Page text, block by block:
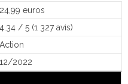
24,99 euros
4.34 / 5 (1 327 avis)
Action
12/2022